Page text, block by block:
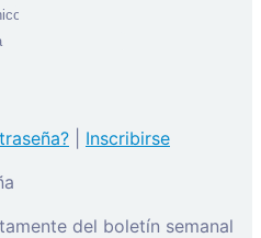
Inscribirse
del boletín semanal